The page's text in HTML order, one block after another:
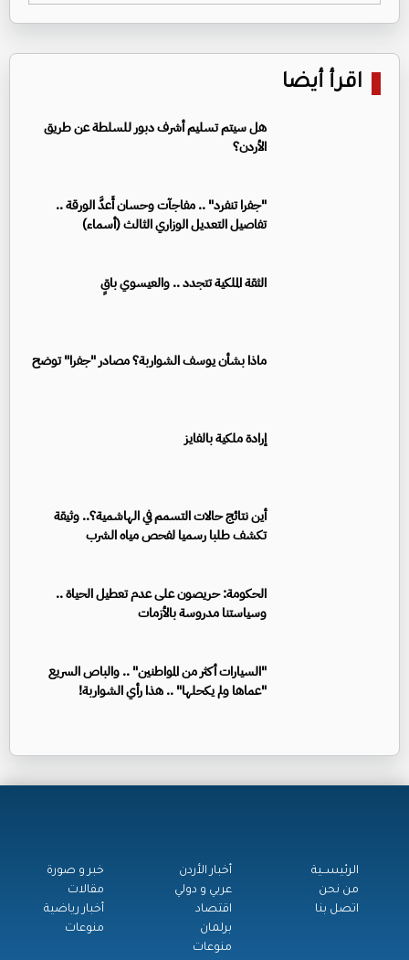
اقرأ أيضا
هل سيتم تسليم أشرف دبور للسلطة عن طريق
الأردن؟
"جفرا تنفرد" .. مفاجآت وحسان أَعدَّ الورقة ..
تفاصيل التعديل الوزاري الثالث (أسماء)
الثقة الملكية تتجدد .. والعيسوي باقٍ
ماذا بشأن يوسف الشواربة؟ مصادر "جفرا" توضح
إرادة ملكية بالفايز
أين نتائج حالات التسمم في الهاشمية؟.. وثيقة
تكشف طلبا رسميا لفحص مياه الشرب
الحكومة: حريصون على عدم تعطيل الحياة ..
وسياستنا مدروسة بالأزمات
"السيارات أكثر من المواطنين" .. والباص السريع
"عماها ولم يكحلها" .. هذا رأي الشواربة!
الرئيســية
من نحن
اتصل بنا
أخبار الأردن
عربي و دولي
اقتصاد
برلمان
منوعات
خبر و صورة
مقالات
أخبار رياضية
منوعات